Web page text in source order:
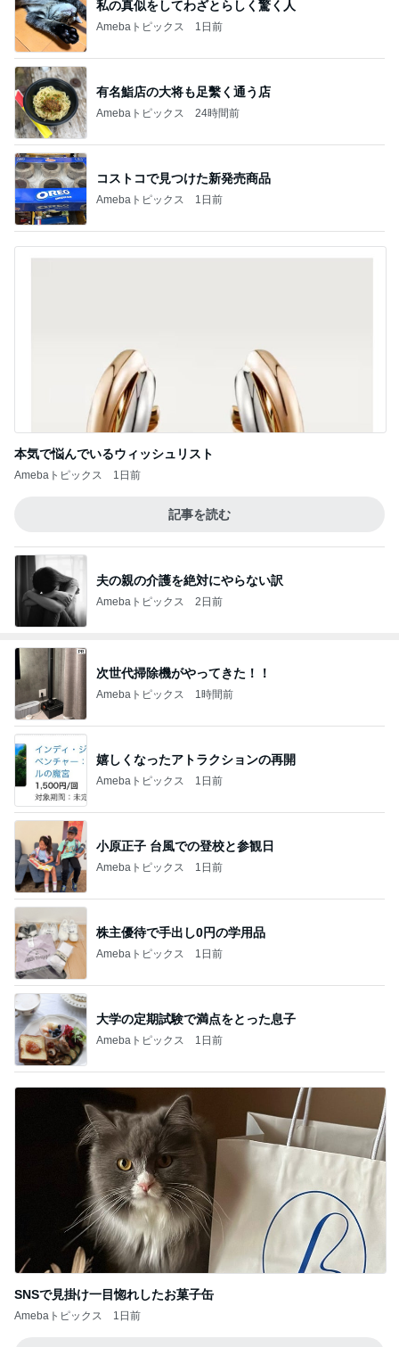
私の真似をしてわざとらしく驚く人
Amebaトピックス 1日前
有名鮨店の大将も足繫く通う店
Amebaトピックス 24時間前
コストコで見つけた新発売商品
Amebaトピックス 1日前
本気で悩んでいるウィッシュリスト
Amebaトピックス 1日前
記事を読む
夫の親の介護を絶対にやらない訳
Amebaトピックス 2日前
次世代掃除機がやってきた！！
Amebaトピックス 1時間前
嬉しくなったアトラクションの再開
Amebaトピックス 1日前
小原正子 台風での登校と参観日
Amebaトピックス 1日前
株主優待で手出し0円の学用品
Amebaトピックス 1日前
大学の定期試験で満点をとった息子
Amebaトピックス 1日前
SNSで見掛け一目惚れしたお菓子缶
Amebaトピックス 1日前